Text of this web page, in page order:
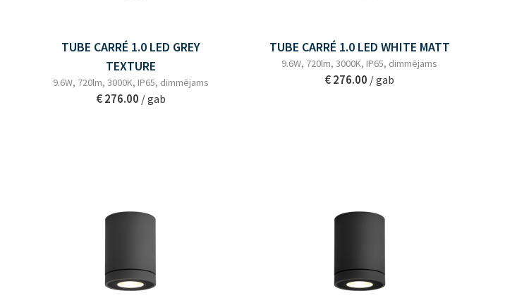
TUBE CARRÉ 1.0 LED GREY
TEXTURE
9.6W, 720lm, 3000K, IP65, dimmējams
€ 276.00 / gab
TUBE CARRÉ 1.0 LED WHITE MATT
9.6W, 720lm, 3000K, IP65, dimmējams
€ 276.00 / gab